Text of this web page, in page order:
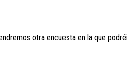
otra encuesta en la que